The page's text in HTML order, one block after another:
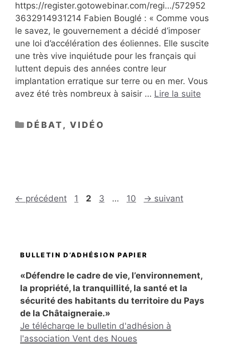
https://register.gotowebinar.com/regi…/572952
3632914931214 Fabien Bouglé : « Comme vous
le savez, le gouvernement a décidé d’imposer
une loi d’accélération des éoliennes. Elle suscite
une très vive inquiétude pour les français qui
luttent depuis des années contre leur
implantation erratique sur terre ou en mer. Vous
avez été très nombreux à saisir … Lire la suite
CATÉGORIES
DÉBAT , VIDÉO
← précédent Page
1 Page
2 Page
3 … Page
10 → suivant
BULLETIN D’ADHÉSION PAPIER
«Défendre le cadre de vie, l’environnement,
la propriété, la tranquillité, la santé et la
sécurité des habitants du territoire du Pays
de la Châtaigneraie.»
Je télécharge le bulletin d'adhésion à
l'association Vent des Noues